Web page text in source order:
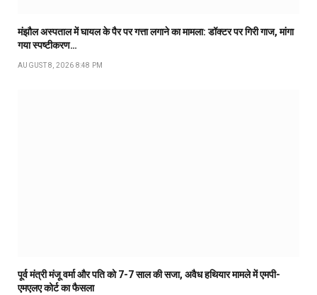
मंझौल अस्पताल में घायल के पैर पर गत्ता लगाने का मामला: डॉक्टर पर गिरी गाज, मांगा
गया स्पष्टीकरण…
AUGUST 8, 2026 8:48 PM
पूर्व मंत्री मंजू वर्मा और पति को 7-7 साल की सजा, अवैध हथियार मामले में एमपी-
एमएलए कोर्ट का फैसला